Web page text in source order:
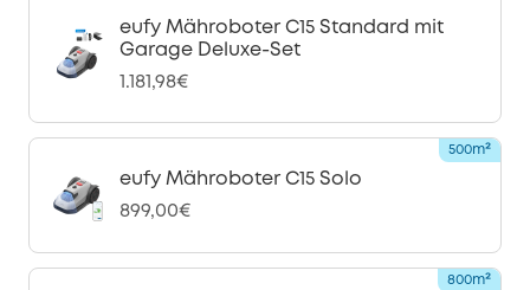
eufy Mähroboter C15 Standard mit
Garage Deluxe-Set
1.181,98€
eufy Mähroboter C15 Solo
899,00€
500m²
800m²